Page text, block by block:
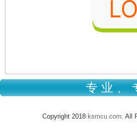
专 业 、
Copyright 2018 ksmcu.com. All